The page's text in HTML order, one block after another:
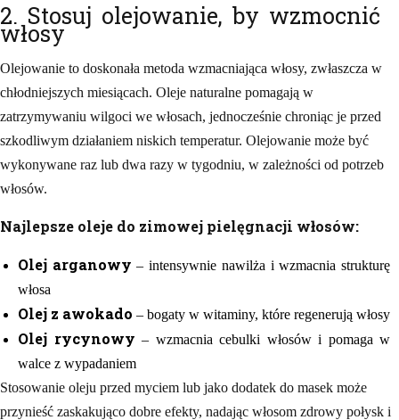
2. Stosuj olejowanie, by wzmocnić
włosy
Olejowanie to doskonała metoda wzmacniająca włosy, zwłaszcza w
chłodniejszych miesiącach. Oleje naturalne pomagają w
zatrzymywaniu wilgoci we włosach, jednocześnie chroniąc je przed
szkodliwym działaniem niskich temperatur. Olejowanie może być
wykonywane raz lub dwa razy w tygodniu, w zależności od potrzeb
włosów.
Najlepsze oleje do zimowej pielęgnacji włosów:
Olej arganowy – intensywnie nawilża i wzmacnia strukturę
włosa
Olej z awokado – bogaty w witaminy, które regenerują włosy
Olej rycynowy – wzmacnia cebulki włosów i pomaga w
walce z wypadaniem
Stosowanie oleju przed myciem lub jako dodatek do masek może
przynieść zaskakująco dobre efekty, nadając włosom zdrowy połysk i